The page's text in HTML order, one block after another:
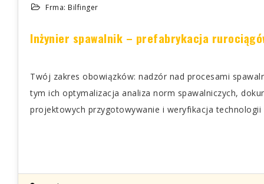
Frma: Bilfinger
Inżynier spawalnik – prefabrykacja
Twój zakres obowiązków: nadzór nad procesami
tym ich optymalizacja analiza norm spawalniczych,
projektowych przygotowywanie i weryfikacja technologii